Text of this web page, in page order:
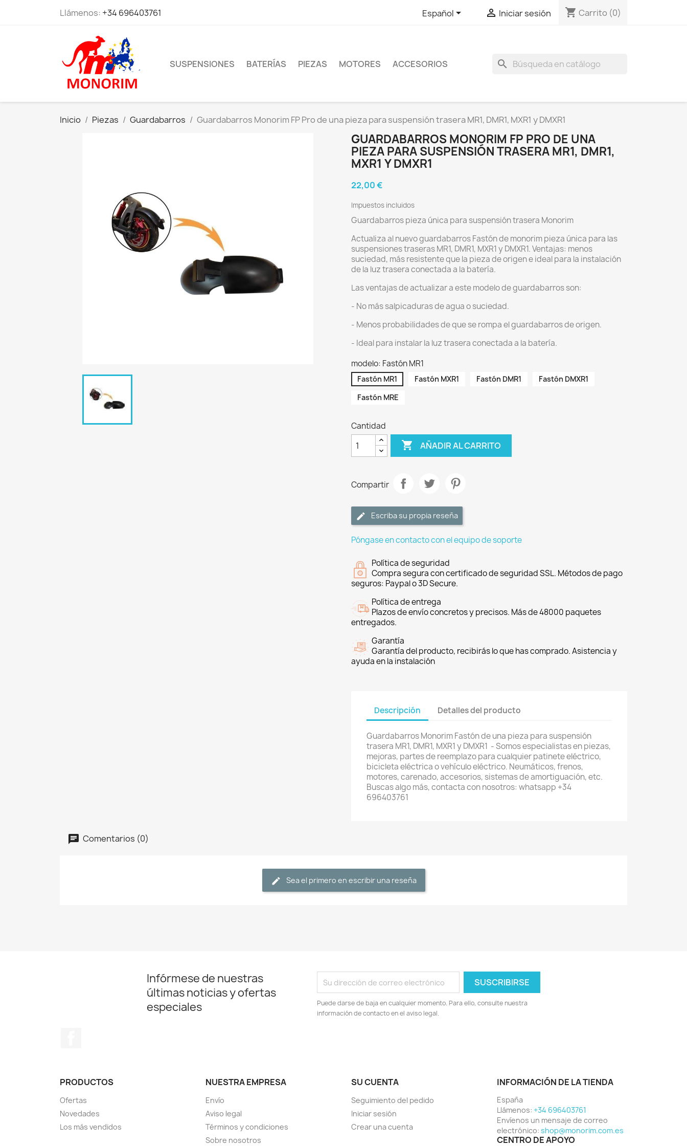
Llámenos: +34 696403761 Español  Iniciar sesión shopping_cart Carrito (0)
SUSPENSIONES BATERÍAS PIEZAS MOTORES ACCESORIOS search
Inicio Piezas Guardabarros Guardabarros Monorim FP Pro de una pieza para suspensión trasera MR1, DMR1, MXR1 y DMXR1
GUARDABARROS MONORIM FP PRO DE UNA
PIEZA PARA SUSPENSIÓN TRASERA MR1, DMR1,
MXR1 Y DMXR1
22,00 €
Impuestos incluidos
Guardabarros pieza única para suspensión trasera Monorim
Actualiza al nuevo guardabarros Fastón de monorim pieza única para las
suspensiones traseras MR1, DMR1, MXR1 y DMXR1. Ventajas: menos
suciedad, más resistente que la pieza de origen e ideal para la instalación
de la luz trasera conectada a la batería.
Las ventajas de actualizar a este modelo de guardabarros son:
- No más salpicaduras de agua o suciedad.
- Menos probabilidades de que se rompa el guardabarros de origen.
- Ideal para instalar la luz trasera conectada a la batería.
modelo: Fastón MR1
Fastón MR1 Fastón MXR1 Fastón DMR1
Fastón DMXR1
Fastón MRE
Cantidad
 AÑADIR AL CARRITO
Compartir
Escriba su propia reseña
Póngase en contacto con el equipo de soporte
Política de seguridad
Compra segura con certificado de seguridad SSL. Métodos de pago
seguros: Paypal o 3D Secure.
Política de entrega
Plazos de envío concretos y precisos. Más de 48000 paquetes
entregados.
Garantía
Garantía del producto, recibirás lo que has comprado. Asistencia y
ayuda en la instalación
Descripción Detalles del producto
Guardabarros Monorim Fastón de una pieza para suspensión
trasera MR1, DMR1, MXR1 y DMXR1 - Somos especialistas en piezas,
mejoras, partes de reemplazo para cualquier patinete eléctrico,
bicicleta eléctrica o vehículo eléctrico. Neumáticos, frenos,
motores, carenado, accesorios, sistemas de amortiguación, etc.
Buscas algo más, contacta con nosotros: whatsapp +34
696403761
Comentarios (0)
Sea el primero en escribir una reseña
Infórmese de nuestras
últimas noticias y ofertas
especiales
Puede darse de baja en cualquier momento. Para ello, consulte nuestra
información de contacto en el aviso legal.
PRODUCTOS
Ofertas
Novedades
Los más vendidos
NUESTRA EMPRESA
Envío
Aviso legal
Términos y condiciones
Sobre nosotros
SU CUENTA
Seguimiento del pedido
Iniciar sesión
Crear una cuenta
INFORMACIÓN DE LA TIENDA
España
Llámenos: +34 696403761
Envíenos un mensaje de correo
electrónico: shop@monorim.com.es
CENTRO DE APOYO